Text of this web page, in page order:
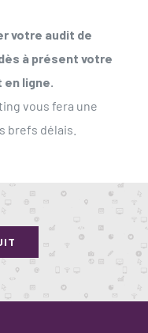
votre audit de
à présent votre
ligne.
vous fera une
brefs délais.